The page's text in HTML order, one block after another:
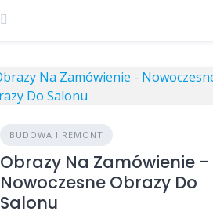
BUDOWA I REMONT
Obrazy Na Zamówienie -
Nowoczesne Obrazy Do
Salonu